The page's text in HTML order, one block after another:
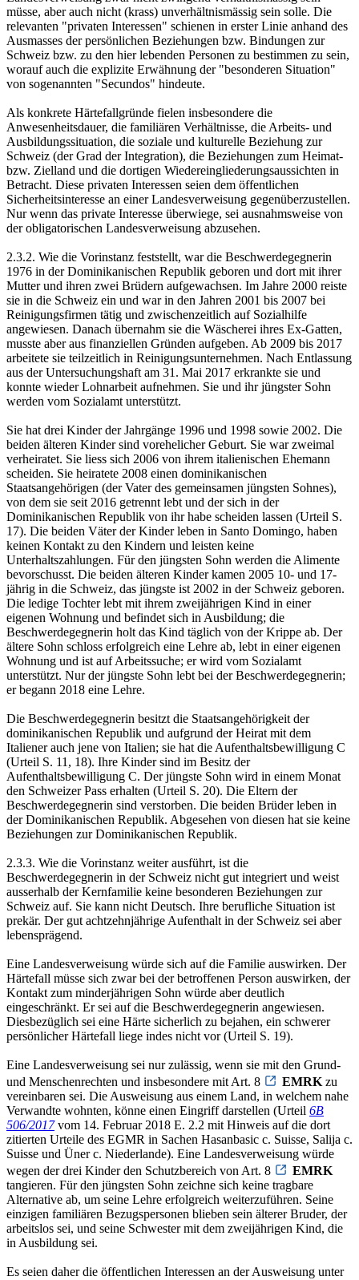
müsse, aber auch nicht (krass) unverhältnismässig sein solle. Die
relevanten "privaten Interessen" schienen in erster Linie anhand des
Ausmasses der persönlichen Beziehungen bzw. Bindungen zur
Schweiz bzw. zu den hier lebenden Personen zu bestimmen zu sein,
worauf auch die explizite Erwähnung der "besonderen Situation"
von sogenannten "Secundos" hindeute.
Als konkrete Härtefallgründe fielen insbesondere die
Anwesenheitsdauer, die familiären Verhältnisse, die Arbeits- und
Ausbildungssituation, die soziale und kulturelle Beziehung zur
Schweiz (der Grad der Integration), die Beziehungen zum Heimat-
bzw. Zielland und die dortigen Wiedereingliederungsaussichten in
Betracht. Diese privaten Interessen seien dem öffentlichen
Sicherheitsinteresse an einer Landesverweisung gegenüberzustellen.
Nur wenn das private Interesse überwiege, sei ausnahmsweise von
der obligatorischen Landesverweisung abzusehen.
2.3.2. Wie die Vorinstanz feststellt, war die Beschwerdegegnerin
1976 in der Dominikanischen Republik geboren und dort mit ihrer
Mutter und ihren zwei Brüdern aufgewachsen. Im Jahre 2000 reiste
sie in die Schweiz ein und war in den Jahren 2001 bis 2007 bei
Reinigungsfirmen tätig und zwischenzeitlich auf Sozialhilfe
angewiesen. Danach übernahm sie die Wäscherei ihres Ex-Gatten,
musste aber aus finanziellen Gründen aufgeben. Ab 2009 bis 2017
arbeitete sie teilzeitlich in Reinigungsunternehmen. Nach Entlassung
aus der Untersuchungshaft am 31. Mai 2017 erkrankte sie und
konnte wieder Lohnarbeit aufnehmen. Sie und ihr jüngster Sohn
werden vom Sozialamt unterstützt.
Sie hat drei Kinder der Jahrgänge 1996 und 1998 sowie 2002. Die
beiden älteren Kinder sind vorehelicher Geburt. Sie war zweimal
verheiratet. Sie liess sich 2006 von ihrem italienischen Ehemann
scheiden. Sie heiratete 2008 einen dominikanischen
Staatsangehörigen (der Vater des gemeinsamen jüngsten Sohnes),
von dem sie seit 2016 getrennt lebt und der sich in der
Dominikanischen Republik von ihr habe scheiden lassen (Urteil S.
17). Die beiden Väter der Kinder leben in Santo Domingo, haben
keinen Kontakt zu den Kindern und leisten keine
Unterhaltszahlungen. Für den jüngsten Sohn werden die Alimente
bevorschusst. Die beiden älteren Kinder kamen 2005 10- und 17-
jährig in die Schweiz, das jüngste ist 2002 in der Schweiz geboren.
Die ledige Tochter lebt mit ihrem zweijährigen Kind in einer
eigenen Wohnung und befindet sich in Ausbildung; die
Beschwerdegegnerin holt das Kind täglich von der Krippe ab. Der
ältere Sohn schloss erfolgreich eine Lehre ab, lebt in einer eigenen
Wohnung und ist auf Arbeitssuche; er wird vom Sozialamt
unterstützt. Nur der jüngste Sohn lebt bei der Beschwerdegegnerin;
er begann 2018 eine Lehre.
Die Beschwerdegegnerin besitzt die Staatsangehörigkeit der
dominikanischen Republik und aufgrund der Heirat mit dem
Italiener auch jene von Italien; sie hat die Aufenthaltsbewilligung C
(Urteil S. 11, 18). Ihre Kinder sind im Besitz der
Aufenthaltsbewilligung C. Der jüngste Sohn wird in einem Monat
den Schweizer Pass erhalten (Urteil S. 20). Die Eltern der
Beschwerdegegnerin sind verstorben. Die beiden Brüder leben in
der Dominikanischen Republik. Abgesehen von diesen hat sie keine
Beziehungen zur Dominikanischen Republik.
2.3.3. Wie die Vorinstanz weiter ausführt, ist die
Beschwerdegegnerin in der Schweiz nicht gut integriert und weist
ausserhalb der Kernfamilie keine besonderen Beziehungen zur
Schweiz auf. Sie kann nicht Deutsch. Ihre berufliche Situation ist
prekär. Der gut achtzehnjährige Aufenthalt in der Schweiz sei aber
lebensprägend.
Eine Landesverweisung würde sich auf die Familie auswirken. Der
Härtefall müsse sich zwar bei der betroffenen Person auswirken, der
Kontakt zum minderjährigen Sohn würde aber deutlich
eingeschränkt. Er sei auf die Beschwerdegegnerin angewiesen.
Diesbezüglich sei eine Härte sicherlich zu bejahen, ein schwerer
persönlicher Härtefall liege indes nicht vor (Urteil S. 19).
Eine Landesverweisung sei nur zulässig, wenn sie mit den Grund-
und Menschenrechten und insbesondere mit Art. 8
EMRK zu
vereinbaren sei. Die Ausweisung aus einem Land, in welchem nahe
Verwandte wohnten, könne einen Eingriff darstellen (Urteil 6B
506/2017vom 14. Februar 2018 E. 2.2 mit Hinweis auf die dort
zitierten Urteile des EGMR in Sachen Hasanbasic c. Suisse, Salija c.
Suisse und Üner c. Niederlande). Eine Landesverweisung würde
wegen der drei Kinder den Schutzbereich von Art. 8
EMRK
tangieren. Für den jüngsten Sohn zeichne sich keine tragbare
Alternative ab, um seine Lehre erfolgreich weiterzuführen. Seine
einzigen familiären Bezugspersonen blieben sein älterer Bruder, der
arbeitslos sei, und seine Schwester mit dem zweijährigen Kind, die
in Ausbildung sei.
Es seien daher die öffentlichen Interessen an der Ausweisung unter